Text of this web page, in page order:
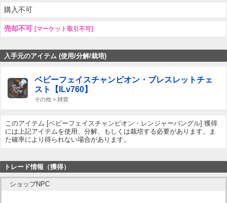
購入不可
売却不可 [マーケット取引不可]
入手元のアイテム (使用/分解/栽培)
ベビーフェイスチャンピオン・ブレスレットチェ
スト【ILv760】
その他 > 雑貨
このアイテム [ベビーフェイスチャンピオン・レンジャーバングル] 獲得
には上記アイテムを使用、分解、もしくは栽培する必要があります。ま
た確率により得られない場合があります。
トレード情報（獲得）
ショップNPC